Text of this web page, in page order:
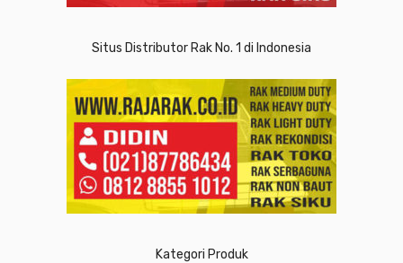
Situs Distributor Rak No. 1 di Indonesia
Kategori Produk